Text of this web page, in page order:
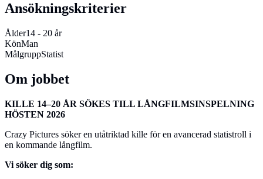
Ansökningskriterier
Ålder14 - 20 år
KönMan
MålgruppStatist
Om jobbet
KILLE 14–20 ÅR SÖKES TILL LÅNGFILMSINSPELNING
HÖSTEN 2026
Crazy Pictures söker en utåtriktad kille för en avancerad statistroll i
en kommande långfilm.
Vi söker dig som: